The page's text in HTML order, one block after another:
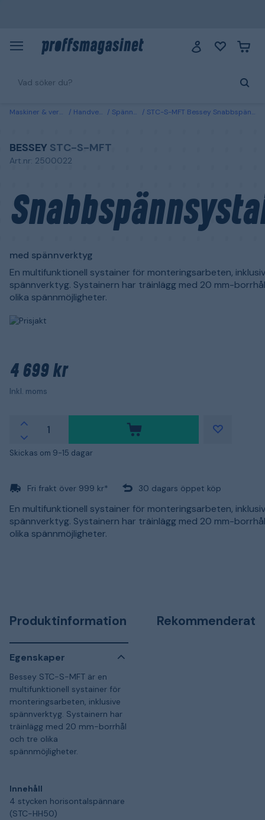
Maskiner & verktyg Handverktyg Spännverktyg STC-S-MFT Bessey Snabbspännsystainer med spännverktyg
BESSEY STC-S-MFT
Art.nr: 2500022
med spännverktyg
En multifunktionell systainer för monteringsarbeten,
spännverktyg. Systainern har träinlägg med 20 mm-
olika spännmöjligheter.
4 699 kr
Inkl. moms
Skickas om 9-15 dagar
Fri frakt över 999 kr* 30 dagars öppet köp
En multifunktionell systainer för monteringsarbeten,
spännverktyg. Systainern har träinlägg med 20 mm-
olika spännmöjligheter.
Produktinformation
Egenskaper
Bessey STC-S-MFT är en
multifunktionell systainer för
monteringsarbeten, inklusive
spännverktyg. Systainern har
träinlägg med 20 mm-borrhål
och tre olika
spännmöjligheter.
Innehåll
4 stycken horisontalspännare
(STC-HH50)
Rekommenderat